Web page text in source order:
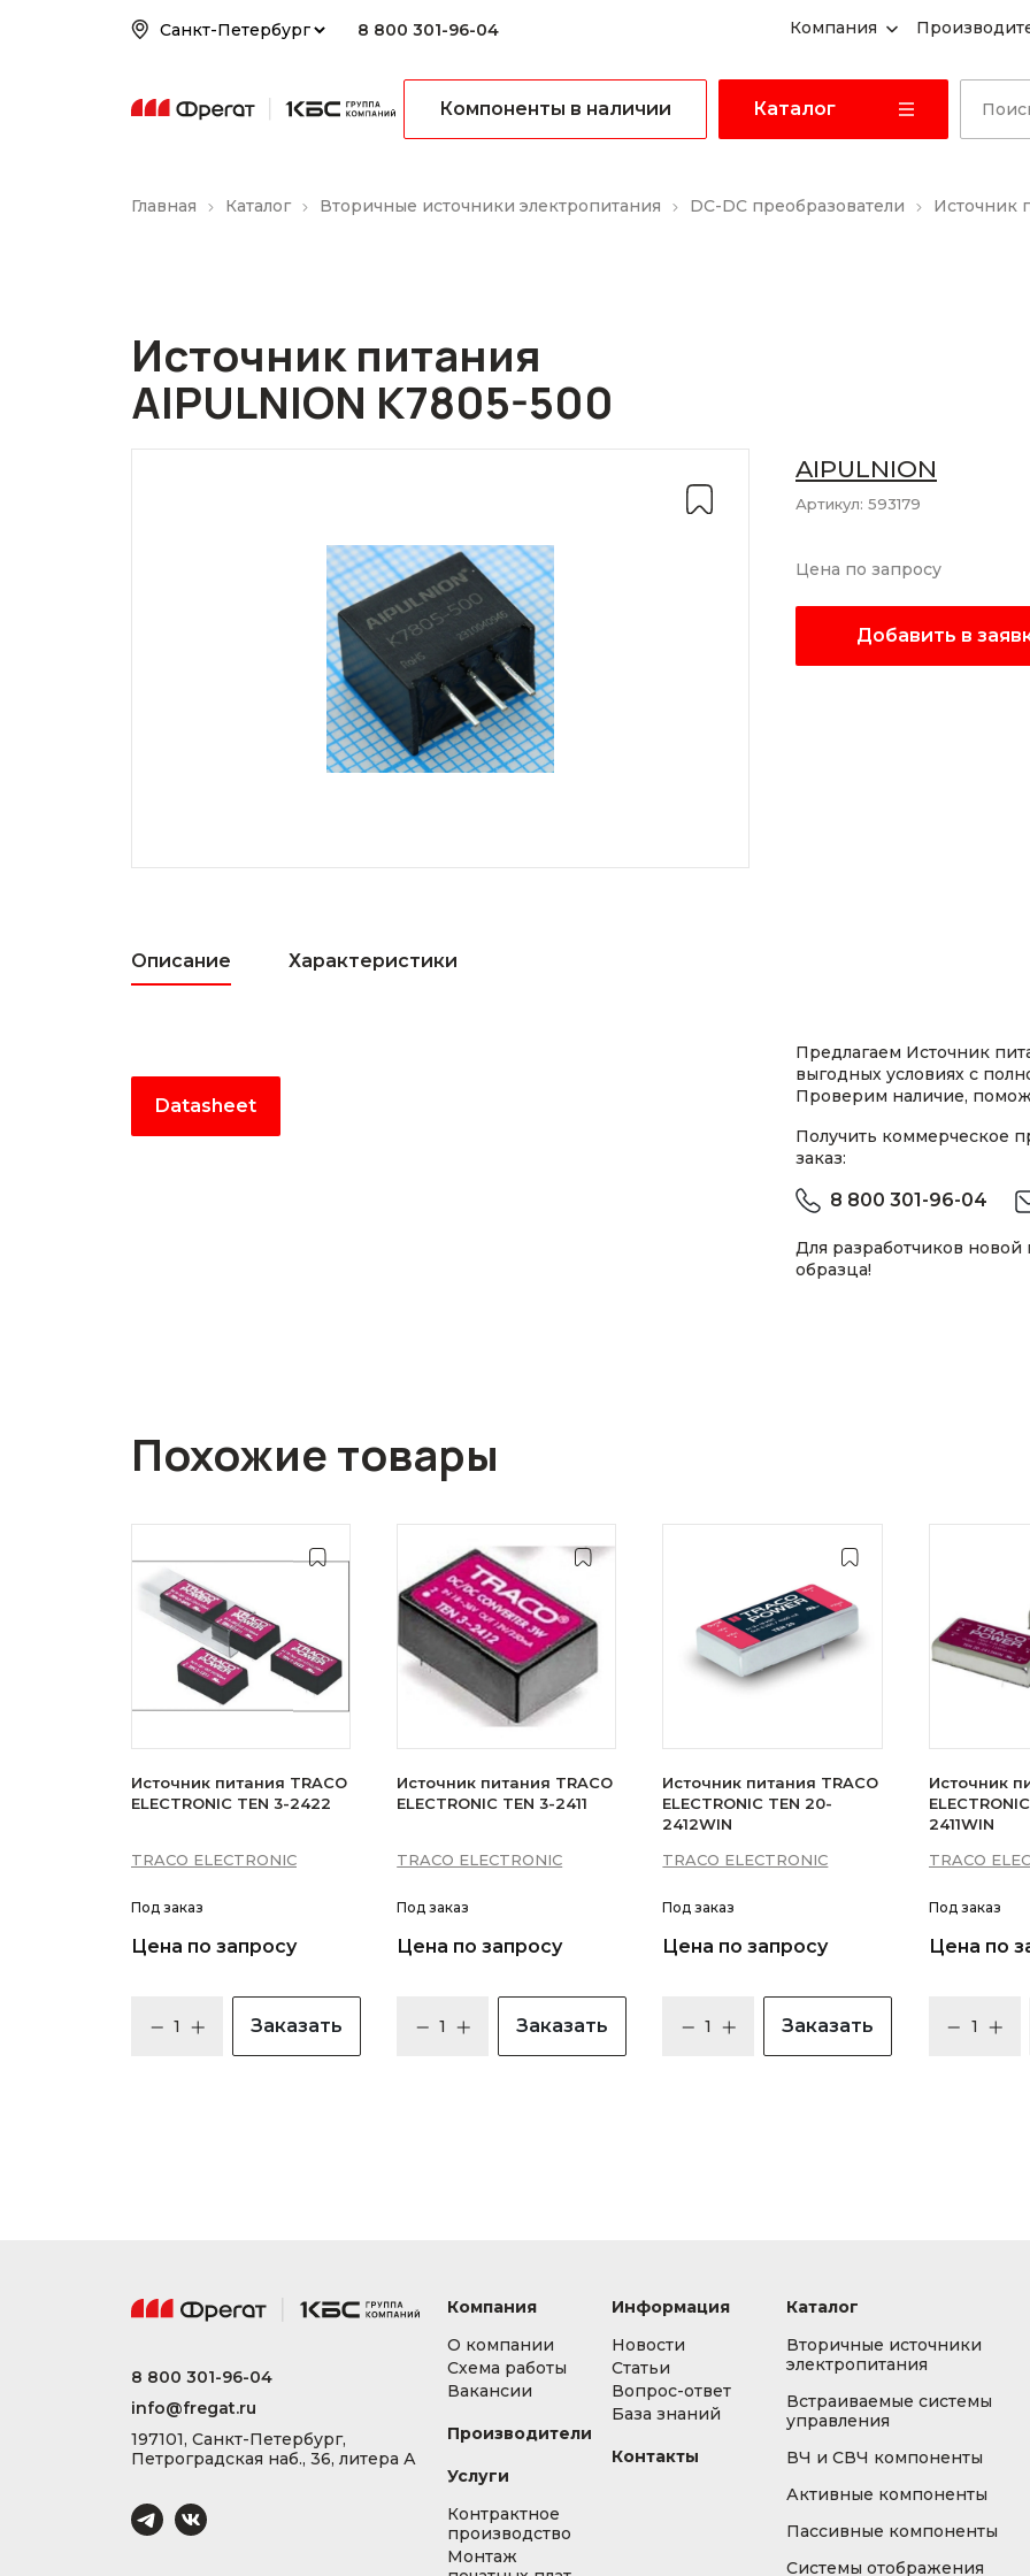
8 800 301-96-04 Компания
Компоненты в наличии Каталог
Главная Каталог Вторичные источники электропитания DC-DC преобразователи Источник
Источник питания
AIPULNION K7805-500
AIPULNION
Артикул: 593179
Цена по запросу
Добавить в
Описание Характеристики
Datasheet
Предлагаем Источник
выгодных условиях с
Проверим наличие,
Получить коммерческое
заказ:
8 800 301-96-04
Для разработчиков
образца!
Похожие товары
Источник питания TRACO
ELECTRONIC TEN 3-2422
TRACO ELECTRONIC
Под заказ
Цена по запросу
Заказать
Источник питания TRACO
ELECTRONIC TEN 3-2411
TRACO ELECTRONIC
Под заказ
Цена по запросу
Заказать
Источник питания TRACO
ELECTRONIC TEN 20-
2412WIN
TRACO ELECTRONIC
Под заказ
Цена по запросу
Заказать
Источник
2411WIN
TRACO
Под заказ
Цена по
8 800 301-96-04
info@fregat.ru
197101, Санкт-Петербург,
Петроградская наб., 36, литера А
Компания
О компании
Схема работы
Вакансии
Производители
Услуги
Контрактное
производство
Монтаж
Информация
Новости
Статьи
Вопрос-ответ
База знаний
Контакты
Каталог
Вторичные источники
электропитания
Встраиваемые системы
управления
ВЧ и СВЧ компоненты
Активные компоненты
Пассивные компоненты
Системы отображения